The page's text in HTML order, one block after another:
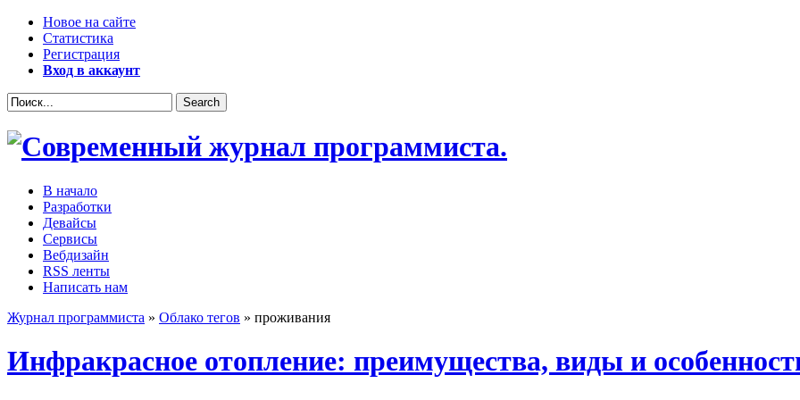
Новое на сайте
Статистика
Регистрация
Вход в аккаунт
В начало
Разработки
Девайсы
Сервисы
Вебдизайн
RSS ленты
Написать нам
Журнал программиста » Облако тегов » проживания
Инфракрасное отопление: преимущества, виды и